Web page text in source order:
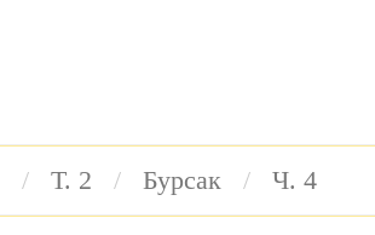
Т. 2 Бурсак Ч. 4